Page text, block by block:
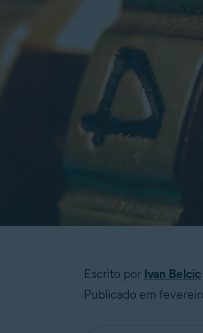
Escrito por Ivan Belcic
Publicado em